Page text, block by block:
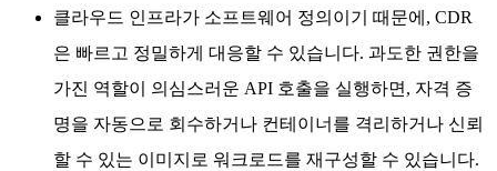
클라우드 인프라가 소프트웨어 정의이기 때문에, CDR
은 빠르고 정밀하게 대응할 수 있습니다. 과도한 권한을
가진 역할이 의심스러운 API 호출을 실행하면, 자격 증
명을 자동으로 회수하거나 컨테이너를 격리하거나 신뢰
할 수 있는 이미지로 워크로드를 재구성할 수 있습니다.